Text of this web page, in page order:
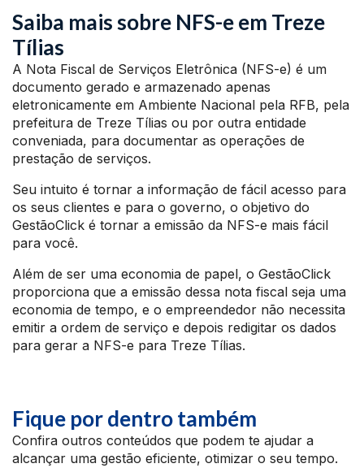
Saiba mais sobre NFS-e em Treze
Tílias
A Nota Fiscal de Serviços Eletrônica (NFS-e) é um
documento gerado e armazenado apenas
eletronicamente em Ambiente Nacional pela RFB, pela
prefeitura de Treze Tílias ou por outra entidade
conveniada, para documentar as operações de
prestação de serviços.
Seu intuito é tornar a informação de fácil acesso para
os seus clientes e para o governo, o objetivo do
GestãoClick é tornar a emissão da NFS-e mais fácil
para você.
Além de ser uma economia de papel, o GestãoClick
proporciona que a emissão dessa nota fiscal seja uma
economia de tempo, e o empreendedor não necessita
emitir a ordem de serviço e depois redigitar os dados
para gerar a NFS-e para Treze Tílias.
Fique por dentro também
Confira outros conteúdos que podem te ajudar a
alcançar uma gestão eficiente, otimizar o seu tempo.